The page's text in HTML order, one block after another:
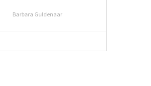
Barbara Guldenaar